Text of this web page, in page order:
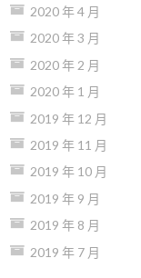
2020 年 4 月
2020 年 3 月
2020 年 2 月
2020 年 1 月
2019 年 12 月
2019 年 11 月
2019 年 10 月
2019 年 9 月
2019 年 8 月
2019 年 7 月